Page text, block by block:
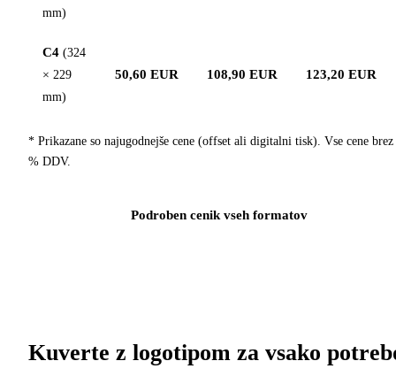
mm)
C4 (324
× 229
mm)
50,60 EUR 108,90 EUR 123,20 EUR
* Prikazane so najugodnejše cene (offset ali digitalni tisk). Vse cene brez
% DDV.
Podroben cenik vseh formatov
Kuverte z logotipom za vsako